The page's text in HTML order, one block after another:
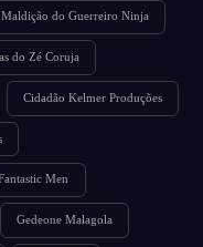
do Guerreiro Ninja
do Zé Coruja
Cidadão Kelmer Produções
Men
Gedeone Malagola